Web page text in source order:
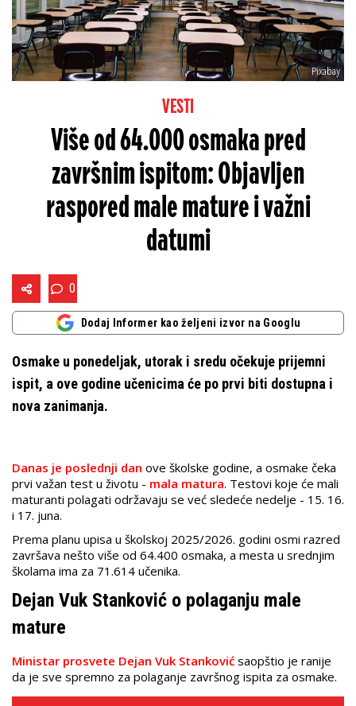
Pixabay
VESTI
Više od 64.000 osmaka pred
završnim ispitom: Objavljen
raspored male mature i važni
datumi
0
Dodaj Informer kao željeni izvor na Googlu
Osmake u ponedeljak, utorak i sredu očekuje prijemni
ispit, a ove godine učenicima će po prvi biti dostupna i
nova zanimanja.
Danas je poslednji dan ove školske godine, a osmake čeka
prvi važan test u životu - mala matura. Testovi koje će mali
maturanti polagati održavaju se već sledeće nedelje - 15. 16.
i 17. juna.
Prema planu upisa u školskoj 2025/2026. godini osmi razred
završava nešto više od 64.400 osmaka, a mesta u srednjim
školama ima za 71.614 učenika.
Dejan Vuk Stanković o polaganju male
mature
Ministar prosvete Dejan Vuk Stanković saopštio je ranije
da je sve spremno za polaganje završnog ispita za osmake.